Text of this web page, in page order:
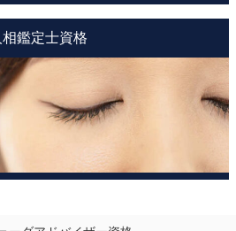
相鑑定士資格